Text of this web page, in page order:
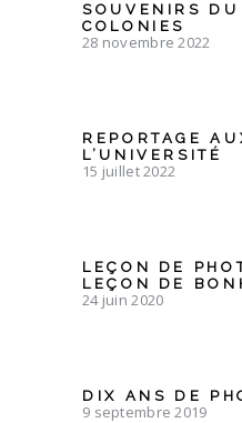
SOUVENIRS DU
COLONIES
28 novembre 2022
REPORTAGE
L’UNIVERSITÉ
15 juillet 2022
LEÇON DE
LEÇON DE
24 juin 2020
DIX ANS DE
9 septembre 2019